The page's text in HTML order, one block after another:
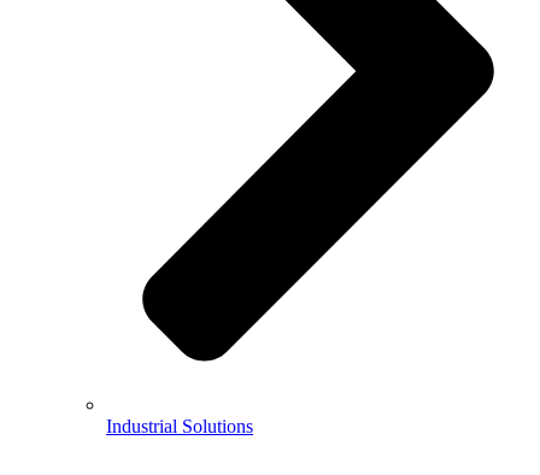
Industrial Solutions